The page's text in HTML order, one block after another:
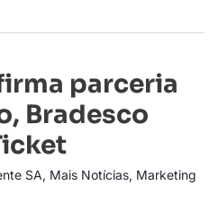
parceria
Bradesco
SA, Mais Notícias, Marketing